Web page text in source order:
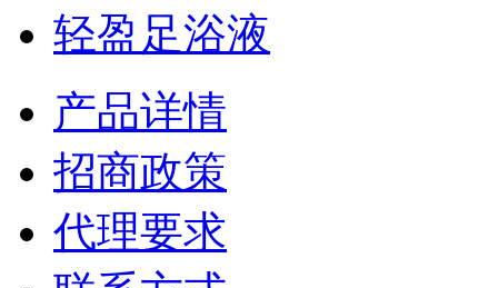
轻盈足浴液
产品详情
招商政策
代理要求